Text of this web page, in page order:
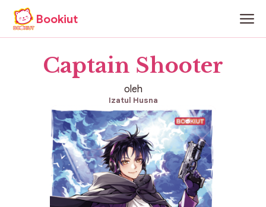
Bookiut
Captain Shooter
oleh
Izatul Husna